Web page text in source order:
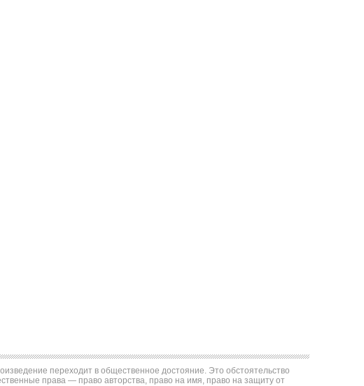
переходит в общественное достояние. Это обстоятельство
права — право авторства, право на имя, право на защиту от